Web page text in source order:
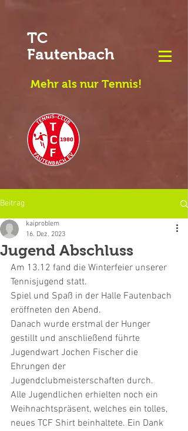
TC
Fautenbach
Mehr als nur Tennis!
Beitrag
Jugend Abschluss
kaiproblem
16. Dez. 2023
Am 13.12 fand die Winterfeier unserer
Tennisjugend statt.
Spiel und Spaß in der Halle Fautenbach
eröffneten den Abend.
Danach wurde erstmal der Hunger
gestillt und anschließend führte
Jugendwart Jochen Fischer die
Ehrungen der
Jugendclubmeisterschaften durch.
Alle Jugendlichen erhielten noch ein
Weihnachtspräsent, welches ein tolles,
neues TCF Shirt beinhaltete. Ein Dank